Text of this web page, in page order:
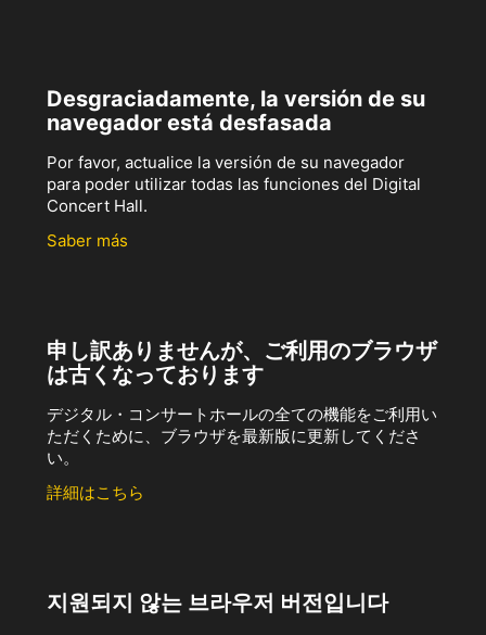
Desgraciadamente, la versión de su
navegador está desfasada
Por favor, actualice la versión de su navegador
para poder utilizar todas las funciones del Digital
Concert Hall.
Saber más
申し訳ありませんが、ご利用のブラウザ
は古くなっております
デジタル・コンサートホールの全ての機能をご利用い
ただくために、ブラウザを最新版に更新してくださ
い。
詳細はこちら
지원되지 않는 브라우저 버전입니다